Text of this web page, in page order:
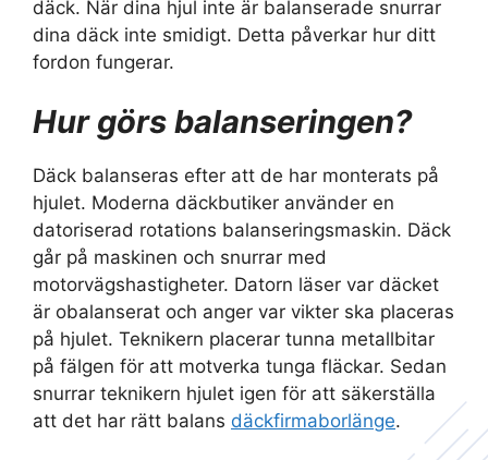
däck. När dina hjul inte är balanserade snurrar
dina däck inte smidigt. Detta påverkar hur ditt
fordon fungerar.
Hur görs balanseringen?
Däck balanseras efter att de har monterats på
hjulet. Moderna däckbutiker använder en
datoriserad rotations balanseringsmaskin. Däck
går på maskinen och snurrar med
motorvägshastigheter. Datorn läser var däcket
är obalanserat och anger var vikter ska placeras
på hjulet. Teknikern placerar tunna metallbitar
på fälgen för att motverka tunga fläckar. Sedan
snurrar teknikern hjulet igen för att säkerställa
att det har rätt balans däckfirmaborlänge.